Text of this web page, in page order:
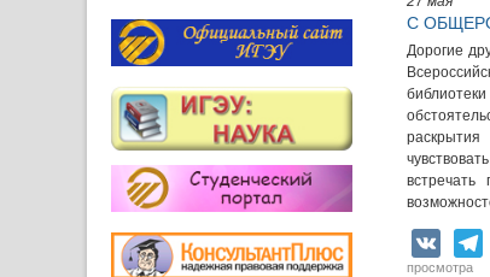
С
Дорогие
VK
просмотра